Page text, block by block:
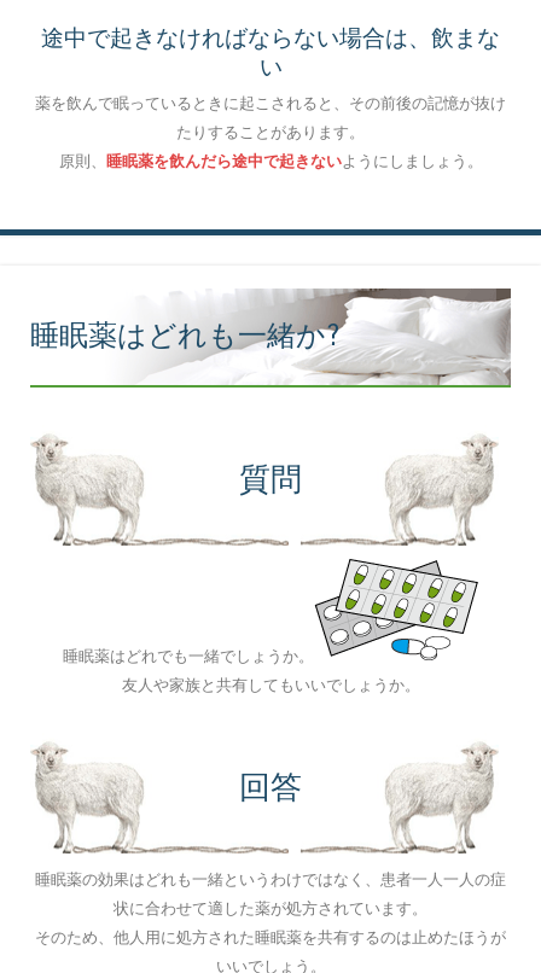
途中で起きなければならない場合は、飲まな
い
薬を飲んで眠っているときに起こされると、その前後の記憶が抜け
たりすることがあります。
原則、
睡眠薬を飲んだら途中で起きないようにしましょう。
睡眠薬はどれも一緒か?
質問
睡眠薬はどれでも一緒でしょうか。
友人や家族と共有してもいいでしょうか。
回答
睡眠薬の効果はどれも一緒というわけではなく、患者一人一人の症
状に合わせて適した薬が処方されています。
そのため、他人用に処方された睡眠薬を共有するのは止めたほうが
いいでしょう。